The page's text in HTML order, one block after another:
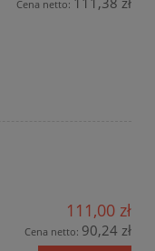
Cena netto:
111,00 zł
Cena netto: 90,24 zł